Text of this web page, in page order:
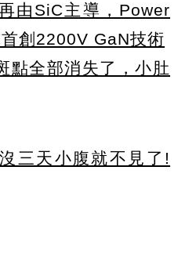
由SiC主導，Power
創2200V GaN技術
點全部消失了，小肚
三天小腹就不見了!